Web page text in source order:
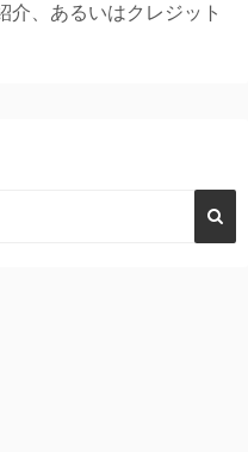
介、あるいはクレジット